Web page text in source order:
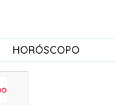
HORÓSCOPO